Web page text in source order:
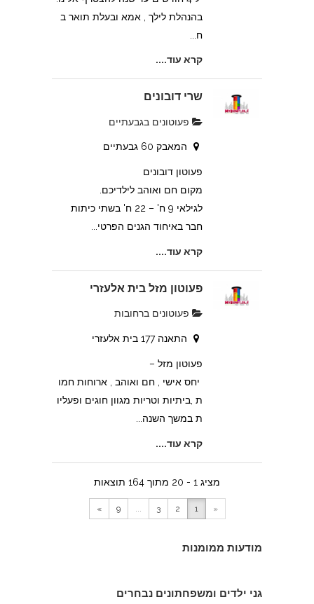
בהנהלת לילך , אמא ובעלת תואר ב
ח...
קרא עוד....
שרי דובונים
פעוטונים בגבעתיים
המאבק 60 גבעתיים
פעוטון דובונים
מקום חם ואוהב לילדיכם.
לגילאי 9 ח' – 22 ח' בשתי כיתות
חבר באיחוד הגנים הפרטי...
קרא עוד....
פעוטון מזל בית אלעזרי
פעוטונים ברחובות
התאנה 177 בית אלעזרי
פעוטון מזל –
יחס אישי , חם ואוהב , ארוחות חמו
ת ,ביתיות וטריות מגוון חוגים ופעליו
ת במשך השנה...
קרא עוד....
מציג 1 - 20 מתוך 164 תוצאות
«
1
2
3
9
»
מודעות ממומנות
גני ילדים ומשפחתונים נבחרים
צהרון בקרית אונו
פעוטון פינוקי במודיעין